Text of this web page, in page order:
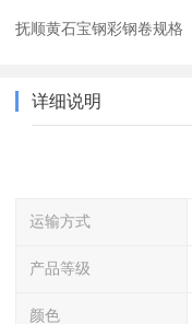
抚顺黄石宝钢彩钢卷规格
详细说明
运输方式
产品等级
颜色